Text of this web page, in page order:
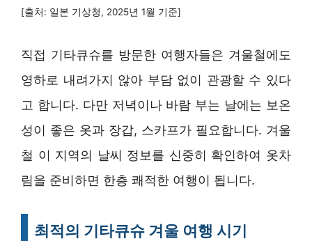
[출처: 일본 기상청, 2025년 1월 기준]
직접 기타큐슈를 방문한 여행자들은 겨울철에도
영하로 내려가지 않아 부담 없이 관광할 수 있다
고 합니다. 다만 저녁이나 바람 부는 날에는 보온
성이 좋은 옷과 장갑, 스카프가 필요합니다. 겨울
철 이 지역의 날씨 정보를 신중히 확인하여 옷차
림을 준비하면 한층 쾌적한 여행이 됩니다.
최적의 기타큐슈 겨울 여행 시기